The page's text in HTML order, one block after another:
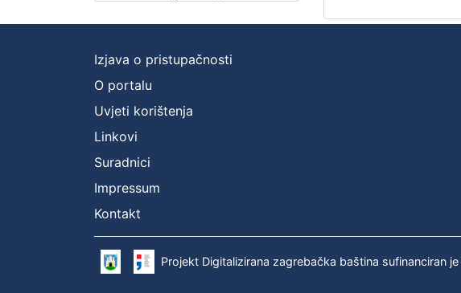
Izjava o pristupačnosti
O portalu
Uvjeti korištenja
Linkovi
Suradnici
Impressum
Kontakt
Projekt Digitalizirana zagrebačka baština sufinanciran